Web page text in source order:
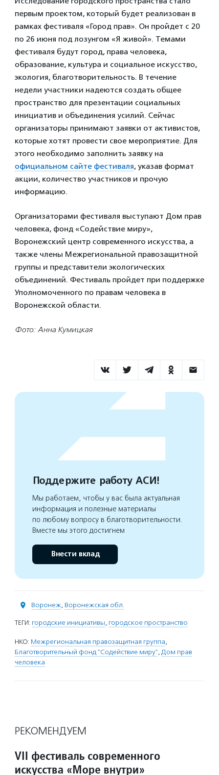
первым проектом, который будет реализован в
рамках фестиваля «Город прав». Он пройдет с 20
по 26 июня под лозунгом «Я живой». Темами
фестиваля будут город, права человека,
образование, культура и социальное искусство,
экология, благотворительность. В течение
недели участники надеются создать общее
пространство для презентации социальных
инициатив и объединения усилий. Сейчас
организаторы принимают заявки от активистов,
которые хотят провести свое мероприятие. Для
этого необходимо заполнить заявку на
официальном сайте фестиваля, указав формат
акции, количество участников и прочую
информацию.
Организаторами фестиваля выступают Дом прав
человека, фонд «Содействие миру»,
Воронежский центр современного искусства, а
также члены Межрегиональной правозащитной
группы и представители экологических
объединений. Фестиваль пройдет при поддержке
Уполномоченного по правам человека в
Воронежской области.
Фото: Анна Кумицкая
Поддержите работу АСИ!
Мы работаем, чтобы у вас была актуальная
информация и полезные материалы
по любому вопросу в благотворительности.
Вместе мы этого достигнем
Внести вклад
Воронеж, Воронежская обл.
ТЕГИ: городские инициативы, городское пространство
НКО: Межрегиональная правозащитная группа,
Благотворительный фонд "Содействие миру", Дом прав
человека
РЕКОМЕНДУЕМ
VII фестиваль современного
искусства «Море внутри»